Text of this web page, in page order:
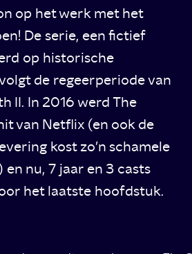
op het werk met het
De serie, een fictief
op historische
de regeerperiode van
II. In 2016 werd The
van Netflix (en ook de
kost zo’n schamele
nu, 7 jaar en 3 casts
het laatste hoofdstuk.